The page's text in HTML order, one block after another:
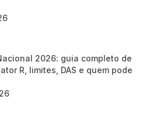
2026: guia completo de
R, limites, DAS e quem pode